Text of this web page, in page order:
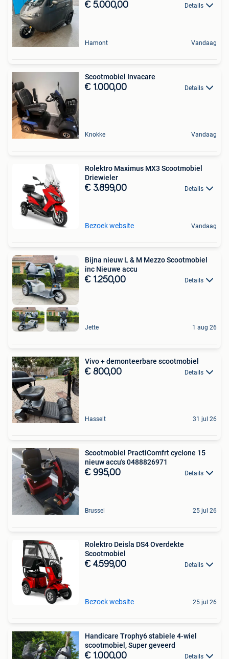
€ 5.000,00 Details
Hamont Vandaag
Scootmobiel Invacare
€ 1.000,00 Details
Knokke Vandaag
Rolektro Maximus MX3 Scootmobiel
Driewieler
€ 3.899,00 Details
Bezoek website Vandaag
Bijna nieuw L & M Mezzo Scootmobiel
inc Nieuwe accu
€ 1.250,00 Details
Jette 1 aug 26
Vivo + demonteerbare scootmobiel
€ 800,00 Details
Hasselt 31 jul 26
Scootmobiel PractiComfrt cyclone 15
nieuw accu's 0488826971
€ 995,00 Details
Brussel 25 jul 26
Rolektro Deisla DS4 Overdekte
Scootmobiel
€ 4.599,00 Details
Bezoek website 25 jul 26
Handicare Trophy6 stabiele 4-wiel
scootmobiel, Super geveerd
€ 1.000,00 Details